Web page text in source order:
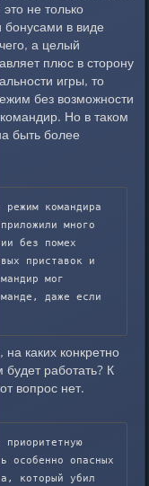
не только
бонусами в виде
а целый
плюс в сторону
игры, то
без возможности
Но в таком
быть более
режим командира
много
без помех
приставок и
мог
даже если
на каких конкретно
будет работать? К
вопрос нет.
особенно опасных
который убил